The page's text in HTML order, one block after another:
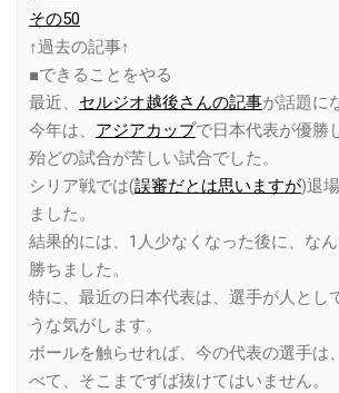
その50
↑過去の記事↑
■できることをやる
最近、 セルジオ越後さんの記事が話題に
今年は、 アジアカップで日本代表が優勝
殆どの試合が苦しい試合でした。
シリア戦では(誤審だとは思いますが)退
ました。
結果的には、1人少なくなった後に、な
勝ちました。
特に、最近の日本代表は、選手が人とし
うな気がします。
ボールを触らせれば、今の代表の選手は
べて、そこまでずば抜けてはいません。